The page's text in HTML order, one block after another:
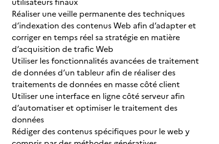
Réaliser une veille permanente des techniques
d’indexation des contenus Web afin d’adapter et
corriger en temps réel sa stratégie en matière
d’acquisition de trafic Web
Utiliser les fonctionnalités avancées de traitement
de données d’un tableur afin de réaliser des
traitements de données en masse côté client
Utiliser une interface en ligne côté serveur afin
d’automatiser et optimiser le traitement des
données
Rédiger des contenus spécifiques pour le web y